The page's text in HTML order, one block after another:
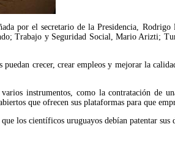
por el secretario de la Presidencia, Rodrigo
Trabajo y Seguridad Social, Mario Arizti;
crecer, crear empleos y mejorar la
instrumentos, como la contratación de
que ofrecen sus plataformas para que
los científicos uruguayos debían patentar sus